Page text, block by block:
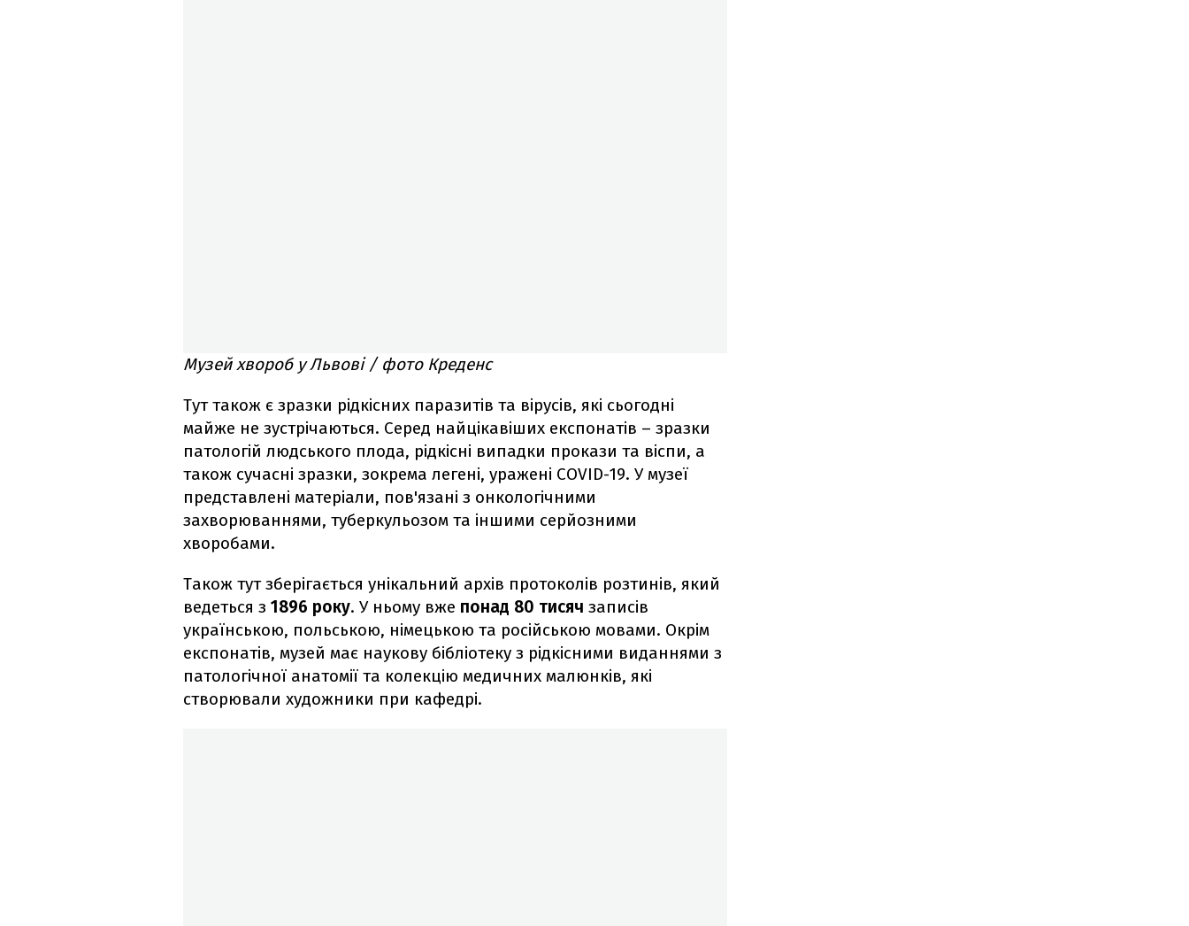
Музей хвороб у Львові / фото Креденс
Тут також є зразки рідкісних паразитів та вірусів, які сьогодні
майже не зустрічаються. Серед найцікавіших експонатів – зразки
патологій людського плода, рідкісні випадки прокази та віспи, а
також сучасні зразки, зокрема легені, уражені COVID-19. У музеї
представлені матеріали, пов'язані з онкологічними
захворюваннями, туберкульозом та іншими серйозними
хворобами.
Також тут зберігається унікальний архів протоколів розтинів, який
ведеться з 1896 року. У ньому вже понад 80 тисяч записів
українською, польською, німецькою та російською мовами. Окрім
експонатів, музей має наукову бібліотеку з рідкісними виданнями з
патологічної анатомії та колекцію медичних малюнків, які
створювали художники при кафедрі.